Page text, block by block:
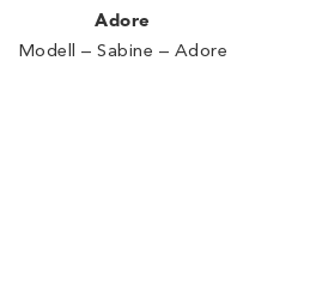
Adore
Modell – Sabine – Adore